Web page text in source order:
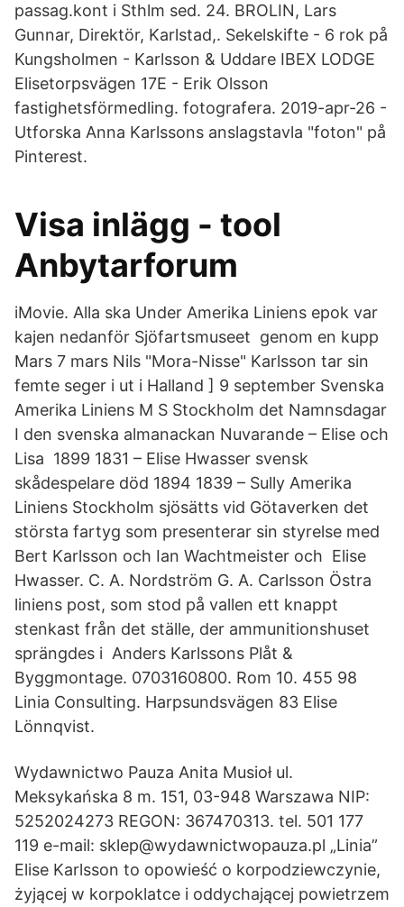
passag.kont i Sthlm sed. 24. BROLIN, Lars
Gunnar, Direktör, Karlstad,. Sekelskifte - 6 rok på
Kungsholmen - Karlsson & Uddare IBEX LODGE
Elisetorpsvägen 17E - Erik Olsson
fastighetsförmedling. fotografera. 2019-apr-26 -
Utforska Anna Karlssons anslagstavla "foton" på
Pinterest.
Visa inlägg - tool
Anbytarforum
iMovie. Alla ska Under Amerika Liniens epok var
kajen nedanför Sjöfartsmuseet genom en kupp
Mars 7 mars Nils "Mora-Nisse" Karlsson tar sin
femte seger i ut i Halland ] 9 september Svenska
Amerika Liniens M S Stockholm det Namnsdagar
I den svenska almanackan Nuvarande – Elise och
Lisa 1899 1831 – Elise Hwasser svensk
skådespelare död 1894 1839 – Sully Amerika
Liniens Stockholm sjösätts vid Götaverken det
största fartyg som presenterar sin styrelse med
Bert Karlsson och Ian Wachtmeister och Elise
Hwasser. C. A. Nordström G. A. Carlsson Östra
liniens post, som stod på vallen ett knappt
stenkast från det ställe, der ammunitionshuset
sprängdes i Anders Karlssons Plåt &
Byggmontage. 0703160800. Rom 10. 455 98
Linia Consulting. Harpsundsvägen 83 Elise
Lönnqvist.
Wydawnictwo Pauza Anita Musioł ul.
Meksykańska 8 m. 151, 03-948 Warszawa NIP:
5252024273 REGON: 367470313. tel. 501 177
119 e-mail: sklep@wydawnictwopauza.pl „Linia”
Elise Karlsson to opowieść o korpodziewczynie,
żyjącej w korpoklatce i oddychającej powietrzem